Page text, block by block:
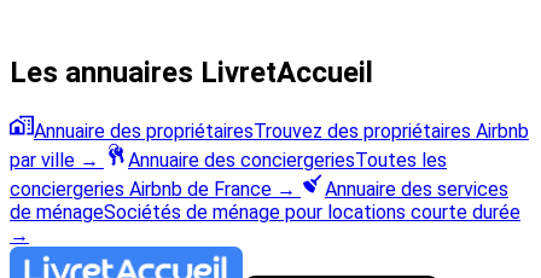
Les annuaires LivretAccueil
Annuaire des propriétairesTrouvez des propriétaires Airbnb
par ville → Annuaire des conciergeriesToutes les
conciergeries Airbnb de France →
Annuaire des services
de ménageSociétés de ménage pour locations courte durée
→